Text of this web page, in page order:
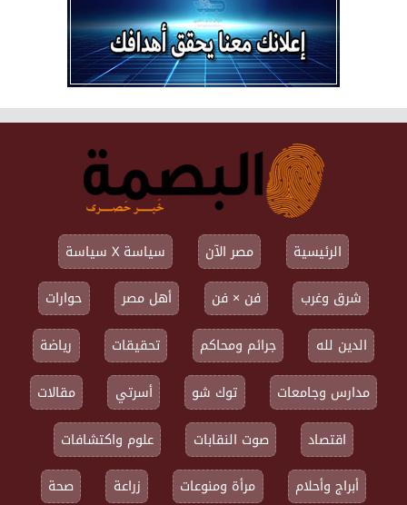
الرئيسية مصر الآن
سياسة X سياسة
شرق وغرب
فن × فن أهل مصر
حوارات
الدين لله
جرائم ومحاكم تحقيقات
رياضة
مدارس وجامعات
توك شو أسرتي
مقالات
اقتصاد
صوت النقابات
علوم واكتشافات
أبراج وأحلام
مرأة ومنوعات زراعة صحة